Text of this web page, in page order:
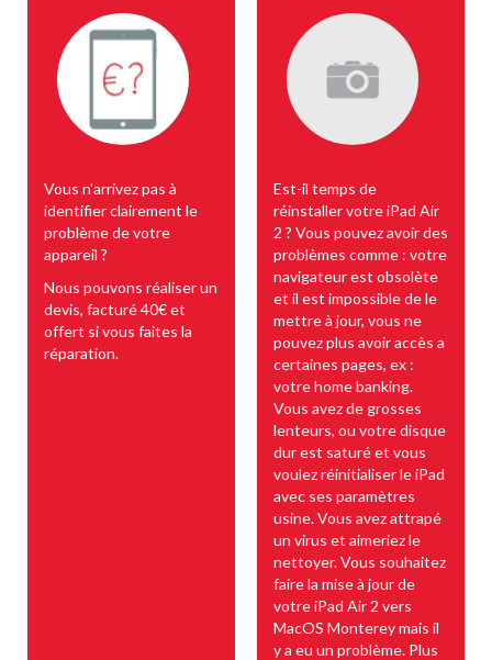
Vous n'arrivez pas à
identifier clairement le
problème de votre
appareil ?
Nous pouvons réaliser un
devis, facturé 40€ et
offert si vous faites la
réparation.
Est-il temps de
réinstaller votre iPad Air
2 ? Vous pouvez avoir des
problèmes comme : votre
navigateur est obsolète
et il est impossible de le
mettre à jour, vous ne
pouvez plus avoir accès a
certaines pages, ex :
votre home banking.
Vous avez de grosses
lenteurs, ou votre disque
dur est saturé et vous
voulez réinitialiser le iPad
avec ses paramètres
usine. Vous avez attrapé
un virus et aimeriez le
nettoyer. Vous souhaitez
faire la mise à jour de
votre iPad Air 2 vers
MacOS Monterey mais il
y a eu un problème. Plus